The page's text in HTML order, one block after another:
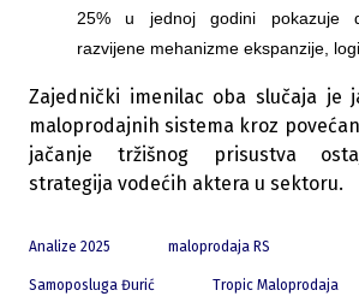
25% u jednoj godini pokazuje
razvijene mehanizme ekspanzije,
Zajednički imenilac oba slučaja je
maloprodajnih sistema kroz
jačanje tržišnog prisustva
strategija vodećih aktera u sektoru.
Analize 2025 maloprodaja RS
Samoposluga Đurić Tropic Maloprodaja